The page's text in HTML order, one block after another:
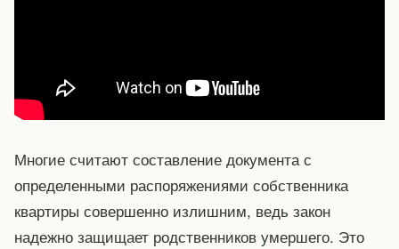
Многие считают составление документа с
определенными распоряжениями собственника
квартиры совершенно излишним, ведь закон
надежно защищает родственников умершего. Это